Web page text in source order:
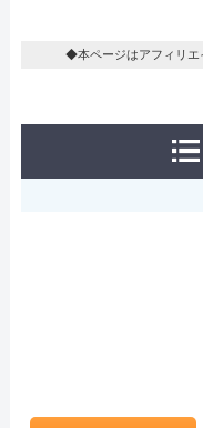
◆本ページはアフィリエ